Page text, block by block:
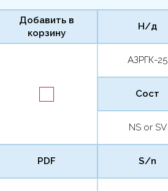
Добавить в
корзину
Н/д
АЗРГК-25
Сост
NS or SV
PDF S/n